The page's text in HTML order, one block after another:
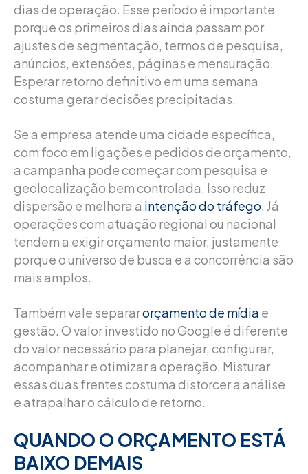
dias de operação. Esse período é importante
porque os primeiros dias ainda passam por
ajustes de segmentação, termos de pesquisa,
anúncios, extensões, páginas e mensuração.
Esperar retorno definitivo em uma semana
costuma gerar decisões precipitadas.
Se a empresa atende uma cidade específica,
com foco em ligações e pedidos de orçamento,
a campanha pode começar com pesquisa e
geolocalização bem controlada. Isso reduz
dispersão e melhora a intenção do tráfego. Já
operações com atuação regional ou nacional
tendem a exigir orçamento maior, justamente
porque o universo de busca e a concorrência são
mais amplos.
Também vale separarorçamento de mídia e
gestão. O valor investido no Google é diferente
do valor necessário para planejar, configurar,
acompanhar e otimizar a operação. Misturar
essas duas frentes costuma distorcer a análise
e atrapalhar o cálculo de retorno.
QUANDO O ORÇAMENTO ESTÁ
BAIXO DEMAIS